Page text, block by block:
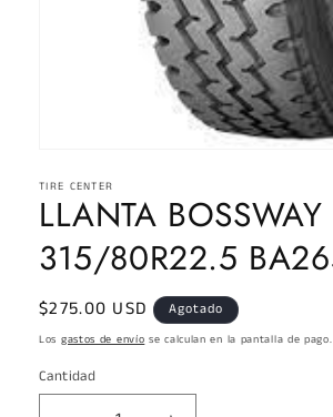
multimedia
1
en
ventana
modal
TIRE CENTER
LLANTA BOSSWAY
315/80R22.5
Precio
habitual
$275.00 USD Agotado
Los gastos de envío se calculan en la pantalla de pago.
Cantidad